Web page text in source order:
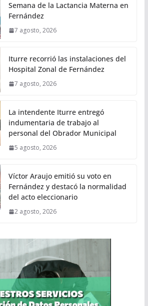
Semana de la Lactancia Materna en
Fernández
7 agosto, 2026
Iturre recorrió las instalaciones del
Hospital Zonal de Fernández
7 agosto, 2026
La intendente Iturre entregó
indumentaria de trabajo al
personal del Obrador Municipal
5 agosto, 2026
Víctor Araujo emitió su voto en
Fernández y destacó la normalidad
del acto eleccionario
2 agosto, 2026